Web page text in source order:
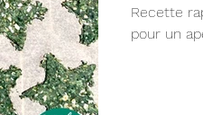
Recette
pour un